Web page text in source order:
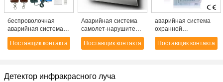
беспроволочная
аварийная система
охранной
сигнализации для
Поставщик контакта
Аварийная система
самолет-нарушителя
SMS
обеспеченностью
сигнализации, офис
Поставщик контакта
аварийная система
охранной
сигнализации 4 зон
беспроволочная для
Поставщик контакта
Детектор инфракрасного луча